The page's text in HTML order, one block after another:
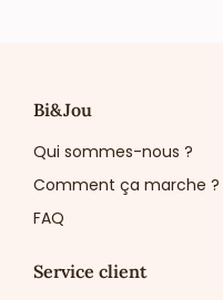
Bi&Jou
Qui sommes-nous ?
Comment ça marche ?
FAQ
Service client